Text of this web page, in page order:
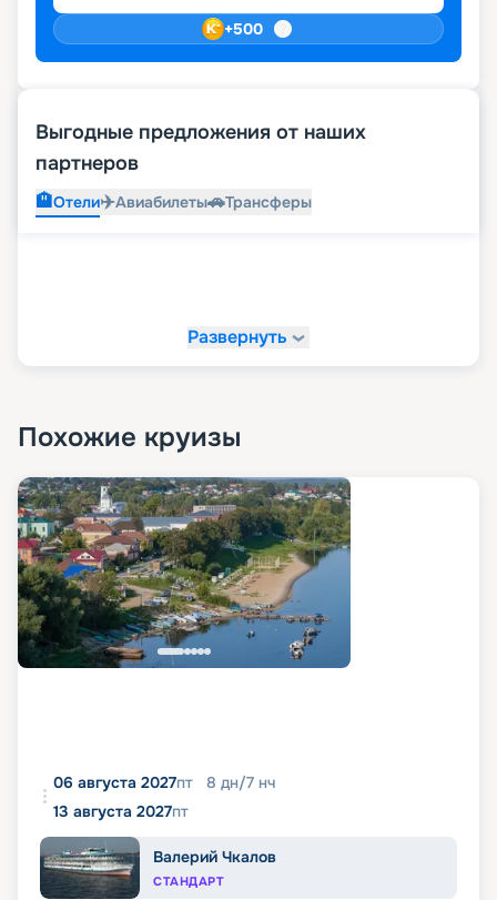
+500
Выгодные предложения от наших
партнеров
🏨Отели✈️Авиабилеты🚗Трансферы
Развернуть
Похожие круизы
06 августа 2027пт 8 дн/7 нч
13 августа 2027пт
Валерий Чкалов
СТАНДАРТ